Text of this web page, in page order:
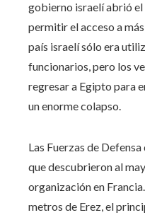
gobierno israelí abrió el
permitir el acceso a
país israelí sólo era
funcionarios, pero los
regresar a Egipto para
un enorme colapso.
Las Fuerzas de
que descubrieron al
organización en
metros de Erez, el